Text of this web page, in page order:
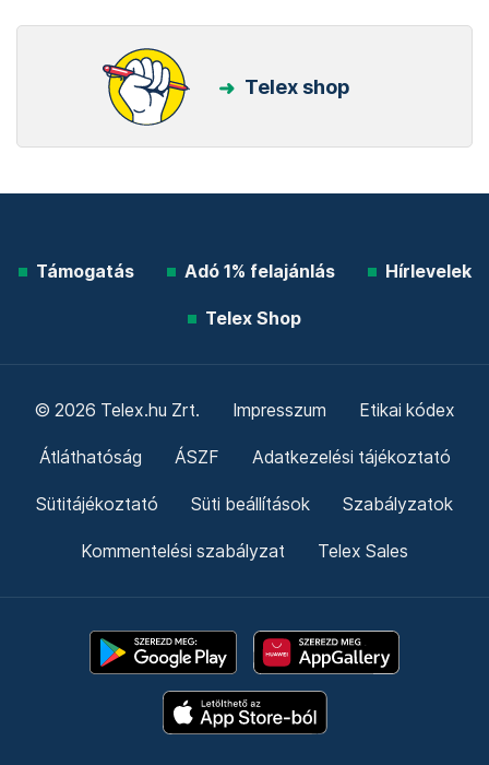
Telex shop
Támogatás Adó 1% felajánlás Hírlevelek
Telex Shop
© 2026 Telex.hu Zrt. Impresszum Etikai kódex
Átláthatóság ÁSZF Adatkezelési tájékoztató
Sütitájékoztató Süti beállítások Szabályzatok
Kommentelési szabályzat Telex Sales